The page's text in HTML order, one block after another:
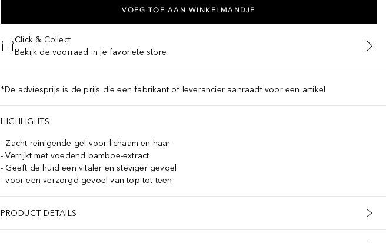
VOEG TOE AAN WINKELMANDJE
Click & Collect
Bekijk de voorraad in je favoriete store
*De adviesprijs is de prijs die een fabrikant of leverancier aanraadt voor een artikel
HIGHLIGHTS
Zacht reinigende gel voor lichaam en haar
Verrijkt met voedend bamboe-extract
Geeft de huid een vitaler en steviger gevoel
voor een verzorgd gevoel van top tot teen
PRODUCT DETAILS